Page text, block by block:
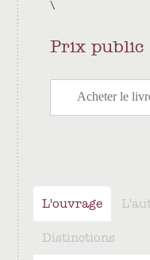
Prix public
L'ouvrage
Distinctions